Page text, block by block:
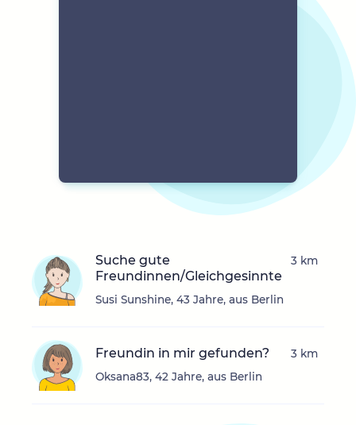
Suche gute
Freundinnen/Gleichgesinnte
Susi Sunshine, 43 Jahre, aus Berlin
3 km
Freundin in mir gefunden?
Oksana83, 42 Jahre, aus Berlin
3 km